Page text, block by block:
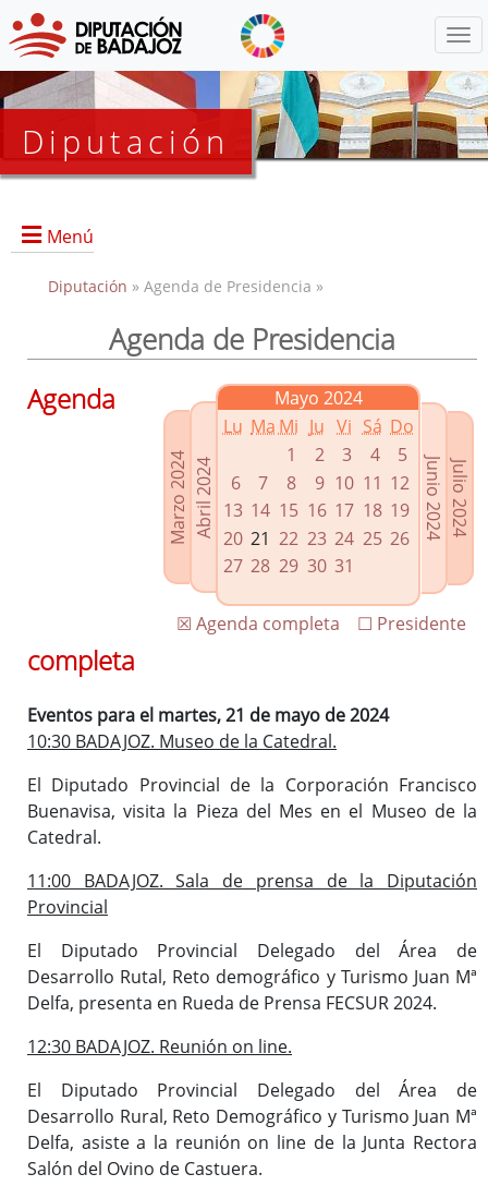
Diputación
Menú
Presidencia
Grupos Políticos
Enlaces relacionados
Agenda de Presidencia
Plenos provinciales y Juntas de gobierno
Oficina de Proyectos Europeos
Diputación » Agenda de Presidencia »
Agenda de Presidencia
Marzo 2024Abril 2024
Mayo 2024
Lu Ma Mi Ju Vi Sá Do
1
2 3 4
5
6
7 8 9 10 11 12
13 14 15 16 17 18 19
20 21 22 23 24 25 26
27 28 29 30 31
Julio 2024
Junio 2024
☐ Presidente
☒ Agenda completa
Agenda
completa
Eventos para el martes, 21 de mayo de 2024
10:30 BADAJOZ. Museo de la Catedral.
El Diputado Provincial de la Corporación Francisco
Buenavisa, visita la Pieza del Mes en el Museo de la
Catedral.
11:00 BADAJOZ. Sala de prensa de la Diputación
Provincial
El Diputado Provincial Delegado del Área de
Desarrollo Rutal, Reto demográfico y Turismo Juan Mª
Delfa, presenta en Rueda de Prensa FECSUR 2024.
12:30 BADAJOZ. Reunión on line.
El Diputado Provincial Delegado del Área de
Desarrollo Rural, Reto Demográfico y Turismo Juan Mª
Delfa, asiste a la reunión on line de la Junta Rectora
Salón del Ovino de Castuera.